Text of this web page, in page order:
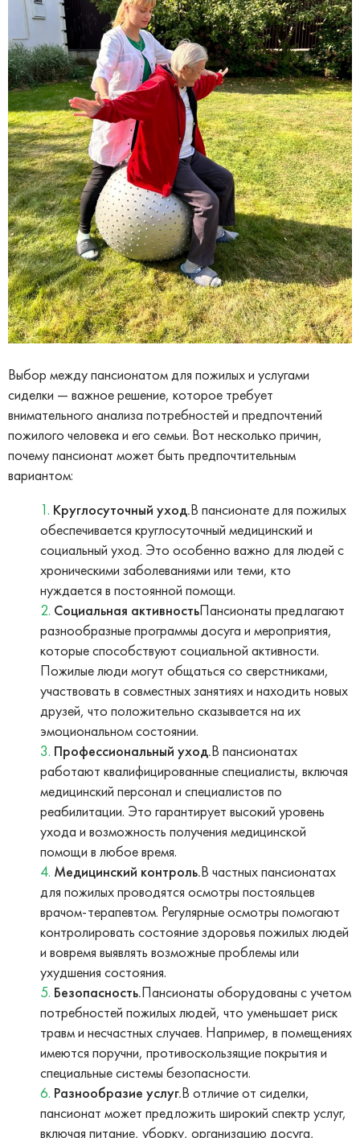
Выбор между пансионатом для пожилых и услугами
сиделки — важное решение, которое требует
внимательного анализа потребностей и предпочтений
пожилого человека и его семьи. Вот несколько причин,
почему пансионат может быть предпочтительным
вариантом:
Круглосуточный уход.В пансионате для пожилых
обеспечивается круглосуточный медицинский и
социальный уход. Это особенно важно для людей с
хроническими заболеваниями или теми, кто
нуждается в постоянной помощи.
Социальная активностьПансионаты предлагают
разнообразные программы досуга и мероприятия,
которые способствуют социальной активности.
Пожилые люди могут общаться со сверстниками,
участвовать в совместных занятиях и находить новых
друзей, что положительно сказывается на их
эмоциональном состоянии.
Профессиональный уход.В пансионатах
работают квалифицированные специалисты, включая
медицинский персонал и специалистов по
реабилитации. Это гарантирует высокий уровень
ухода и возможность получения медицинской
помощи в любое время.
Медицинский контроль.В частных пансионатах
для пожилых проводятся осмотры постояльцев
врачом-терапевтом. Регулярные осмотры помогают
контролировать состояние здоровья пожилых людей
и вовремя выявлять возможные проблемы или
ухудшения состояния.
Безопасность.Пансионаты оборудованы с учетом
потребностей пожилых людей, что уменьшает риск
травм и несчастных случаев. Например, в помещениях
имеются поручни, противоскользящие покрытия и
специальные системы безопасности.
Разнообразие услуг.В отличие от сиделки,
пансионат может предложить широкий спектр услуг,
включая питание, уборку, организацию досуга,